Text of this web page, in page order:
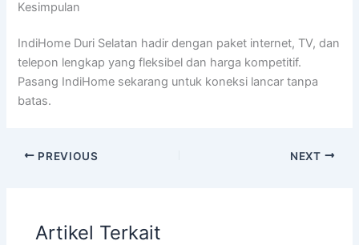
Kesimpulan
IndiHome Duri Selatan hadir dengan paket internet, TV, dan
telepon lengkap yang fleksibel dan harga kompetitif.
Pasang IndiHome sekarang untuk koneksi lancar tanpa
batas.
PREVIOUS NEXT
Artikel Terkait